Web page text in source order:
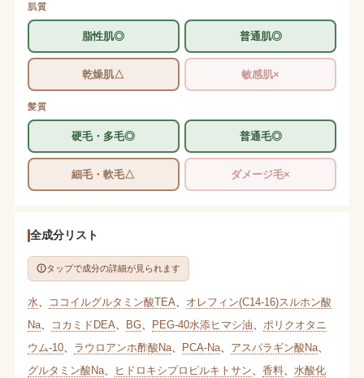
肌質
脂性肌◎ 普通肌◎
乾燥肌△ 敏感肌×
髪質
硬毛・多毛◎ 普通毛◎
細毛・軟毛△ ダメージ毛×
全成分リスト
タップで成分の詳細が見られます
水 ココイルグルタミン酸TEA
オレフィン(C14-16)スルホン酸
Na、 コカミドDEA BG、 PEG-40水添ヒマシ油
ポリクオタニ
ウム-10、 ラウロアンホ酢酸Na、 PCA-Na、 アスパラギン酸Na、
グルタミン酸Na、 ヒドロキシプロピルキトサン 香料、 水酸化